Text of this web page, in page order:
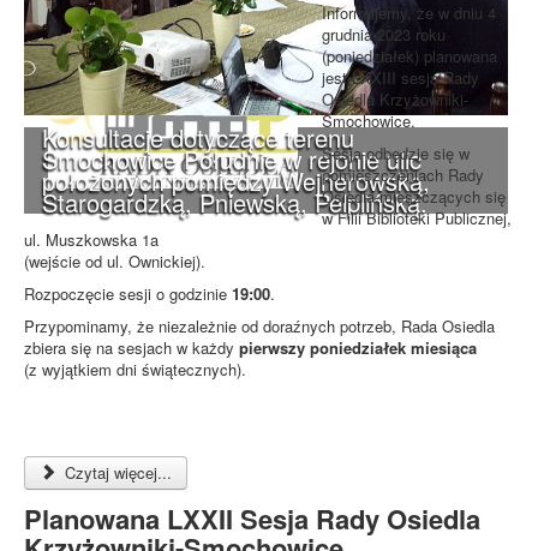
Konsultacje dotyczące terenu
Smochowice Południe w rejonie ulic
położonych pomiędzy Wejherowską,
Starogardzką, Pniewską, Pelplińską.
Informujemy, że w dniu 4
grudnia 2023 roku
(poniedziałek) planowana
jest LXXIII sesja Rady
Osiedla Krzyżowniki-
Smochowice.
Sesja odbędzie się w
pomieszczeniach Rady
Osiedla mieszczących się
w Filii Biblioteki Publicznej,
ul. Muszkowska 1a
(wejście od ul. Ownickiej).
Rozpoczęcie sesji o godzinie 19:00.
Przypominamy, że niezależnie od doraźnych potrzeb, Rada Osiedla
zbiera się na sesjach w każdy pierwszy poniedziałek miesiąca
(z wyjątkiem dni świątecznych).
Czytaj więcej...
Planowana LXXII Sesja Rady Osiedla